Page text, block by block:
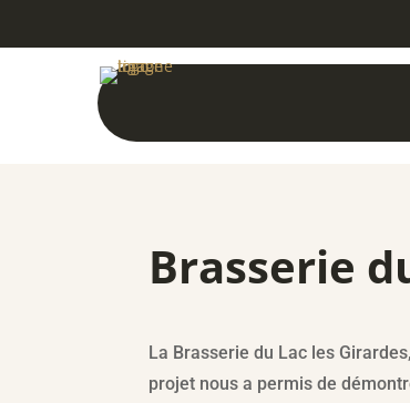
Brasserie
La Brasserie du Lac les
projet nous a permis de